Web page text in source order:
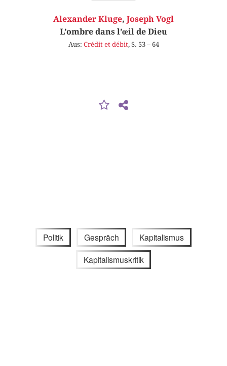
Alexander Kluge, Joseph Vogl
L’ombre dans l’œil de Dieu
Aus: Crédit et débit, S. 53 – 64
Politik Gespräch Kapitalismus
Kapitalismuskritik